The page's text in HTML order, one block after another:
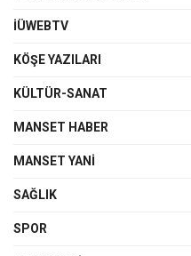
İÜWEBTV
KÖŞE YAZILARI
KÜLTÜR-SANAT
MANSET HABER
MANSET YANI
SAĞLIK
SPOR